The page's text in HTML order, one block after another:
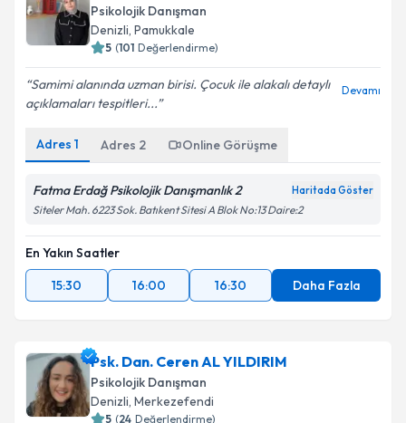
Psikolojik Danışman
Denizli, Pamukkale
5 (101 Değerlendirme)
Samimi alanında uzman birisi. Çocuk ile alakalı detaylı
açıklamaları tespitleri...
Devamı
Adres 1 Adres 2 Online Görüşme
Fatma Erdağ Psikolojik Danışmanlık 2 Haritada Göster
Siteler Mah. 6223 Sok. Batıkent Sitesi A Blok No:13 Daire:2
En Yakın Saatler
15:30
16:00 16:30 Daha Fazla
Psk. Dan. Ceren AL YILDIRIM
Psikolojik Danışman
Denizli, Merkezefendi
5 (24 Değerlendirme)